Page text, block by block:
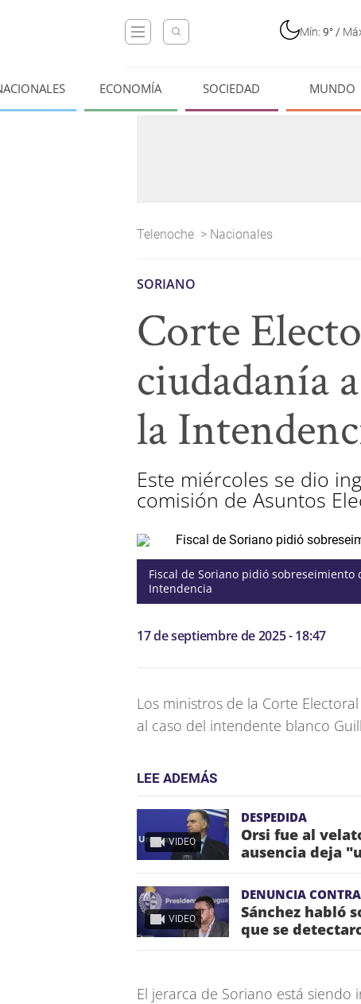
Mín: 9° /
ECONOMÍA SOCIEDAD MUNDO
Telenoche > Nacionales
SORIANO
Corte
ciudadanía
la
Este miércoles se dio
comisión de Asuntos
Fiscal de Soriano pidió
Intendencia
17 de septiembre de 2025 - 18:47
Los ministros de la Corte
al caso del intendente blanco
LEE ADEMÁS
VIDEO
DESPEDIDA
Orsi fue al
ausencia deja
VIDEO
DENUNCIA
Sánchez habló
que se
El jerarca de Soriano está